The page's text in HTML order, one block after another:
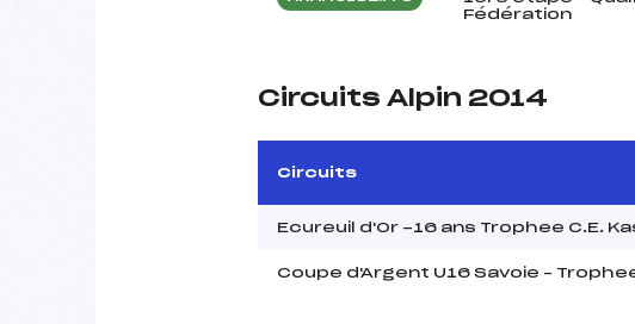
Fédération
Circuits Alpin 2014
Circuits
Ecureuil d'Or -16 ans Trophee C.E.
Coupe d'Argent U16 Savoie –